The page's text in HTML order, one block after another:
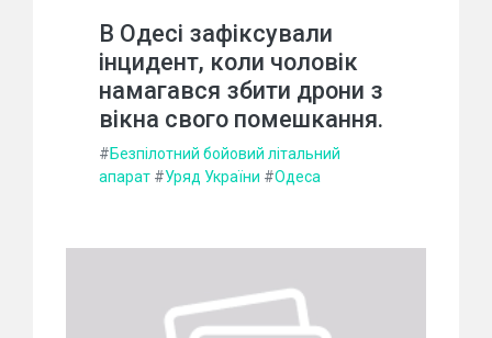
В Одесі зафіксували
інцидент, коли чоловік
намагався збити дрони з
вікна свого помешкання.
#Безпілотний бойовий літальний
апарат #Уряд України #Одеса